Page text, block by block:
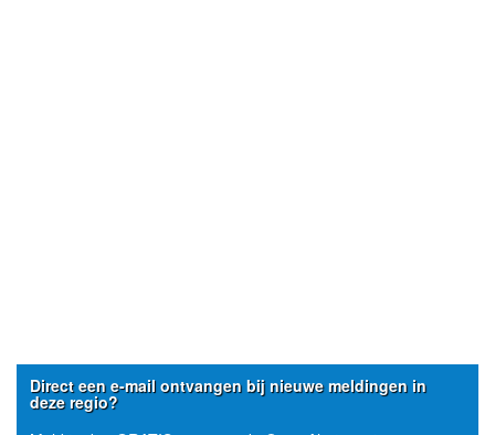
Direct een e-mail ontvangen bij nieuwe meldingen in
deze regio?